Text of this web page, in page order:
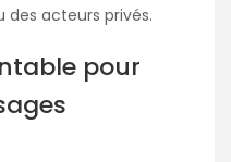
des acteurs privés.
pour